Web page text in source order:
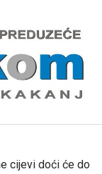
cijevi doći će do